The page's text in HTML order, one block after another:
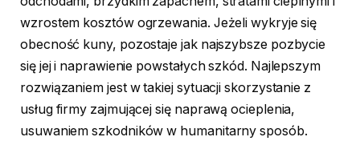
wzrostem kosztów ogrzewania. Jeżeli wykryje się
obecność kuny, pozostaje jak najszybsze pozbycie
się jej i naprawienie powstałych szkód. Najlepszym
rozwiązaniem jest w takiej sytuacji skorzystanie z
usług firmy zajmującej się naprawą ocieplenia,
usuwaniem szkodników w humanitarny sposób.